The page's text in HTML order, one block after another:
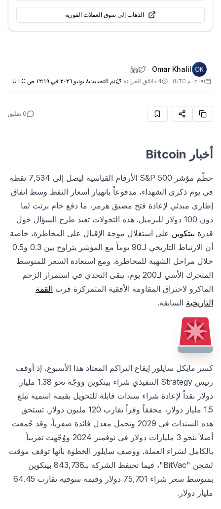
الذهاب إلى سوق العملات الفورية
Omar Khalil
(٠٣:٠٩ م UTC ) 4 دقائق للقراءة تم التحديث٨ يونيو ٢٠٢٦ في ١٢:١٩ ص UTC
0 تعليق
أخبار Bitcoin
حطّم مؤشر S&P 500 الأرقام القياسية ليصل إلى 7,534 نقطة
في يوم ذكرى الشهداء، مدفوعاً بانهيار أسعار النفط وسط اتفاق
إطاري مبدئي لإعادة فتح مضيق هرمز، ما دفع خام برنت لما
دون 100 دولار للبرميل. هذه التحولات تعيد طرح السؤال حول
قدرة بيتكوين على استغلال موجة الإقبال على المخاطرة، خاصة
أن الارتباط التاريخي لـ90 يوماً مع المؤشر يتراوح بين 0.3 و0.5
خلال مراحل الشهية للمخاطرة. ومع استعادة السعر للمتوسط
المتحرك الأسي لـ200 يوم، يبقى التحدي في استمرار الزخم
الماكرو لاختراق المقاومة الأفقية المتمركزة قرب القمة
التاريخية السابقة.
كسر مايكل سايلور إيقاع التراكم المعتاد هذا الأسبوع، إذ أوقف
رئيس Strategy التنفيذي شراء بيتكوين ووجّه نحو 1.38 مليار
دولار نقداً لإعادة شراء سندات قابلة للتحويل بقيمة اسمية تبلغ
1.5 مليار دولار، محققاً وفراً يقارب 120 مليون دولار. تستحق
هذه السندات في 2029 وتحمل معدل فائدة صفرياً، وقد جُمعت
أصلاً بنحو 3 مليارات دولار في نوفمبر 2024 ووُجّهت تقريباً
بالكامل لشراء العملة. ووصف سايلور الخطوة بأنها توقف مؤقت
لشحن "BitVac"، فيما تحتفظ الشركة بـ843,738 بيتكوين
بمتوسط سعر شراء 75,701 دولار وقيمة سوقية تقارب 64.45
مليار دولار.